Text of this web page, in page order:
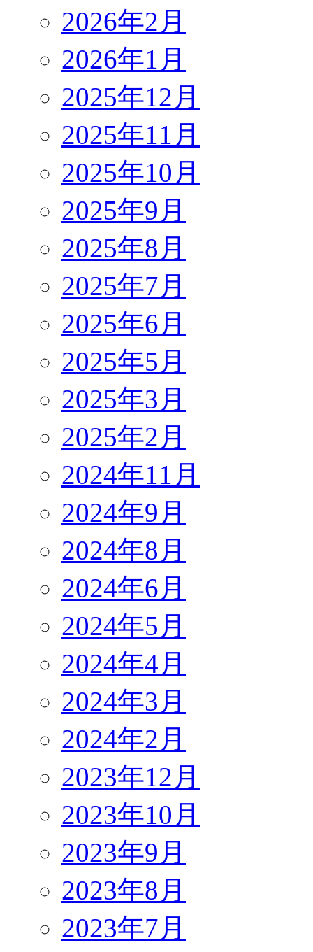
2026年2月
2026年1月
2025年12月
2025年11月
2025年10月
2025年9月
2025年8月
2025年7月
2025年6月
2025年5月
2025年3月
2025年2月
2024年11月
2024年9月
2024年8月
2024年6月
2024年5月
2024年4月
2024年3月
2024年2月
2023年12月
2023年10月
2023年9月
2023年8月
2023年7月